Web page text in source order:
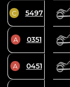
C 5497
A 0351
A 0451